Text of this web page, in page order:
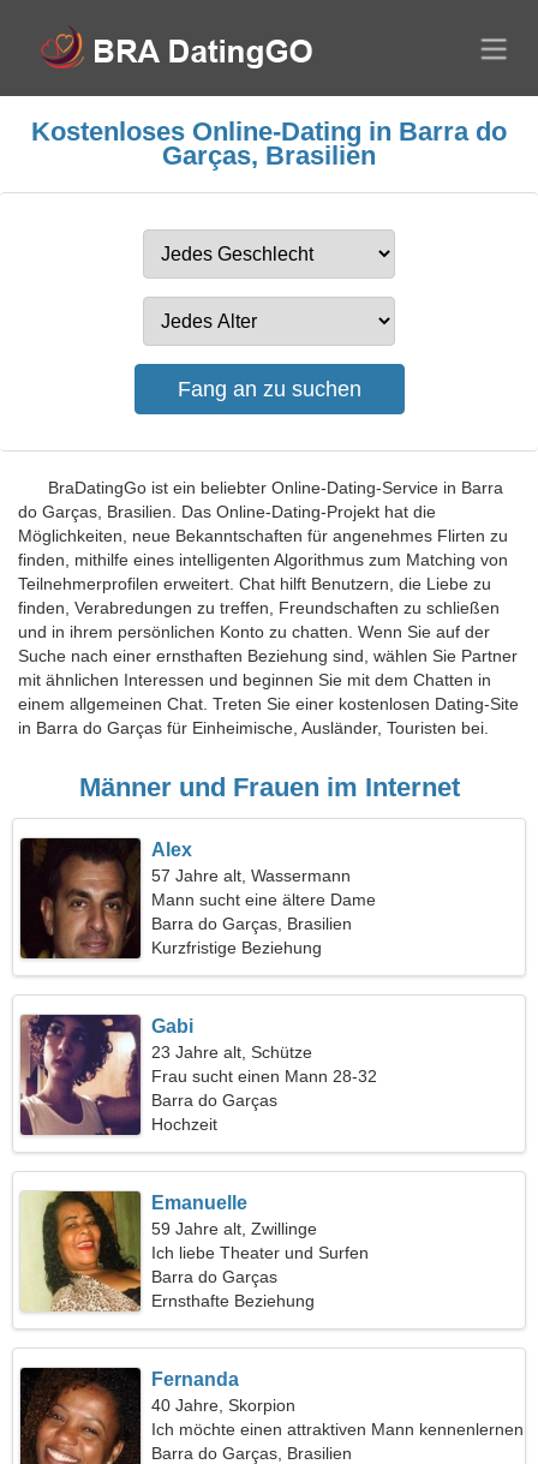
Kostenloses Online-Dating in Barra do
Garças, Brasilien
BraDatingGo ist ein beliebter Online-Dating-Service in Barra
do Garças, Brasilien. Das Online-Dating-Projekt hat die
Möglichkeiten, neue Bekanntschaften für angenehmes Flirten zu
finden, mithilfe eines intelligenten Algorithmus zum Matching von
Teilnehmerprofilen erweitert. Chat hilft Benutzern, die Liebe zu
finden, Verabredungen zu treffen, Freundschaften zu schließen
und in ihrem persönlichen Konto zu chatten. Wenn Sie auf der
Suche nach einer ernsthaften Beziehung sind, wählen Sie Partner
mit ähnlichen Interessen und beginnen Sie mit dem Chatten in
einem allgemeinen Chat. Treten Sie einer kostenlosen Dating-Site
in Barra do Garças für Einheimische, Ausländer, Touristen bei.
Männer und Frauen im Internet
Alex
57 Jahre alt, Wassermann
Mann sucht eine ältere Dame
Barra do Garças, Brasilien
Kurzfristige Beziehung
Gabi
23 Jahre alt, Schütze
Frau sucht einen Mann 28-32
Barra do Garças
Hochzeit
Emanuelle
59 Jahre alt, Zwillinge
Ich liebe Theater und Surfen
Barra do Garças
Ernsthafte Beziehung
Fernanda
40 Jahre, Skorpion
Ich möchte einen attraktiven Mann kennenlernen
Barra do Garças, Brasilien